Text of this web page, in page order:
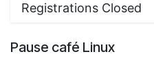
Registrations Closed
Pause café Linux